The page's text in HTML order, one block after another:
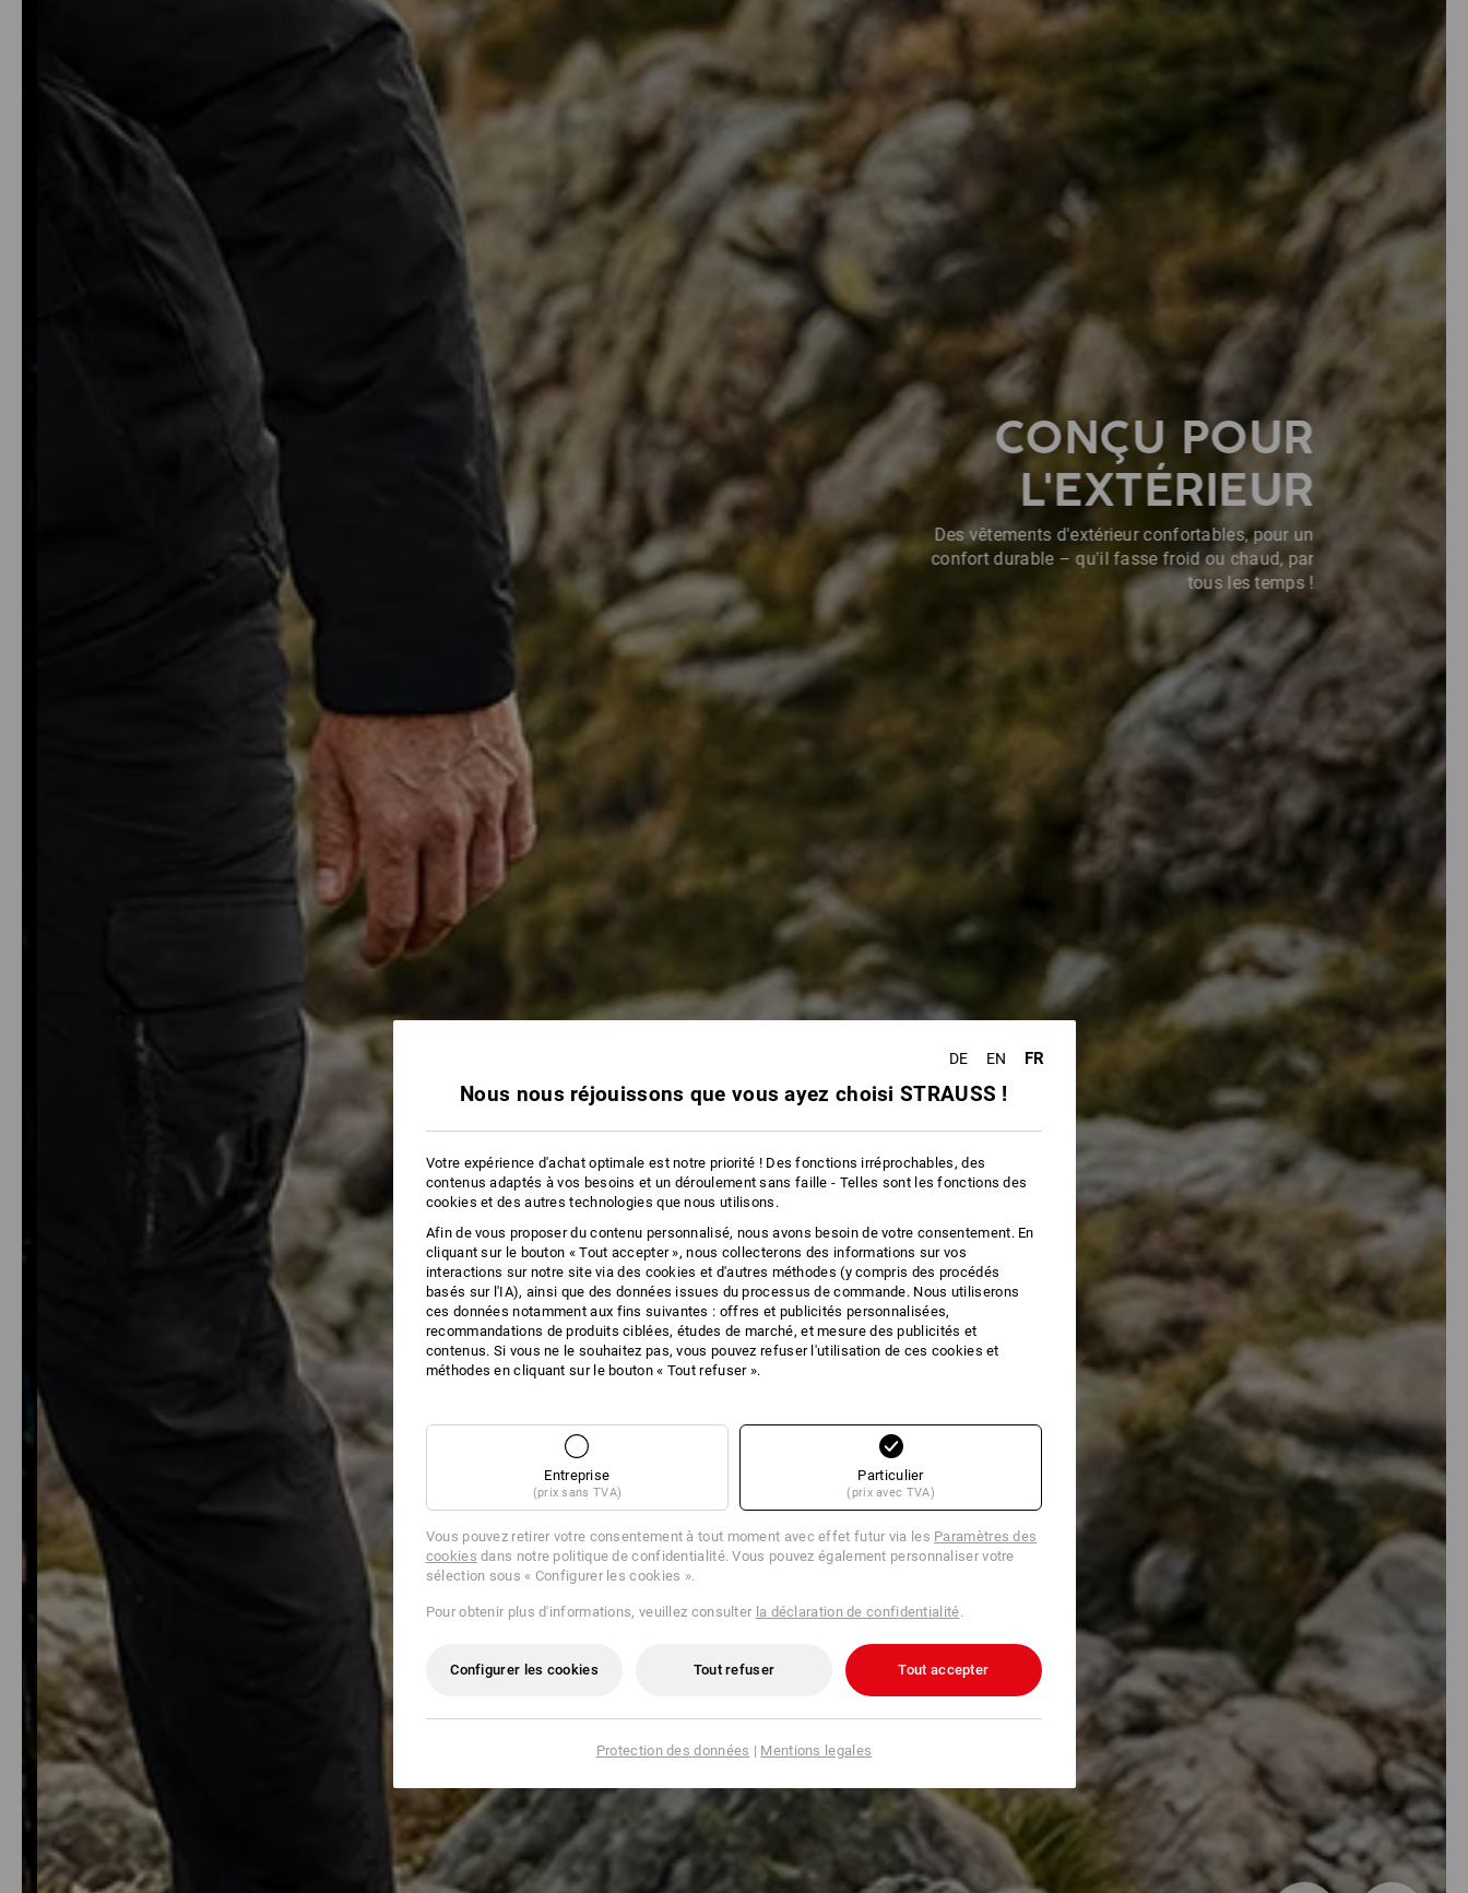
technologie FIBERtwin® thermo stretch
Au chaud même à
Nouveau
CHALEUR
SPORTIVE
À l’extérieur : Un confort élastique. À l’intérieur : La
chaleur de la laine polaire. Une tenue performante
qui offre une grande liberté de mouvement par
temps froid !
DE EN FR
Nous nous réjouissons que vous ayez choisi STRAUSS !
Votre expérience d'achat optimale est notre priorité ! Des fonctions irréprochables, des
contenus adaptés à vos besoins et un déroulement sans faille - Telles sont les fonctions des
cookies et des autres technologies que nous utilisons.
Afin de vous proposer du contenu personnalisé, nous avons besoin de votre consentement. En
cliquant sur le bouton « Tout accepter », nous collecterons des informations sur vos
interactions sur notre site via des cookies et d'autres méthodes (y compris des procédés
basés sur l'IA), ainsi que des données issues du processus de commande. Nous utiliserons
ces données notamment aux fins suivantes : offres et publicités personnalisées,
recommandations de produits ciblées, études de marché, et mesure des publicités et
contenus. Si vous ne le souhaitez pas, vous pouvez refuser l'utilisation de ces cookies et
méthodes en cliquant sur le bouton « Tout refuser ».
Entreprise
(prix sans TVA)
Particulier
(prix avec TVA)
Vous pouvez retirer votre consentement à tout moment avec effet futur via les Paramètres des
cookies dans notre politique de confidentialité. Vous pouvez également personnaliser votre
sélection sous « Configurer les cookies ».
Pour obtenir plus d'informations, veuillez consulter la déclaration de confidentialité.
Configurer les cookies Tout refuser Tout accepter
Protection des données | Mentions legales